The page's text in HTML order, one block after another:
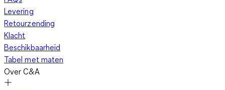
Levering
Retourzending
Klacht
Beschikbaarheid
Tabel met maten
Over C&A